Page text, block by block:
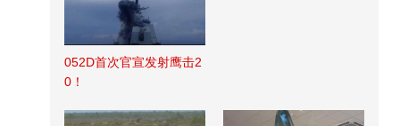
052D首次官宣发射鹰击2
0！